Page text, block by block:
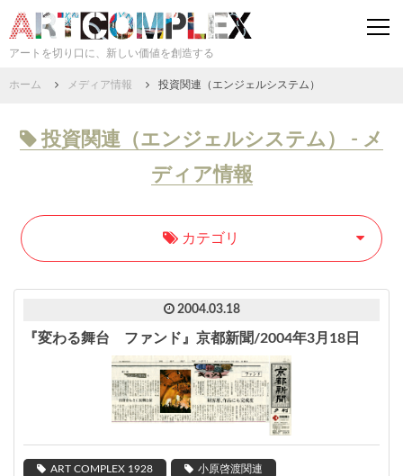
アートを切り口に、新しい価値を創造する
ホーム メディア情報 投資関連（エンジェルシステム）
投資関連（エンジェルシステム） - メ
ディア情報
カテゴリ
2004.03.18
『変わる舞台 ファンド』京都新聞/2004年3月18日
ART COMPLEX 1928 小原啓渡関連